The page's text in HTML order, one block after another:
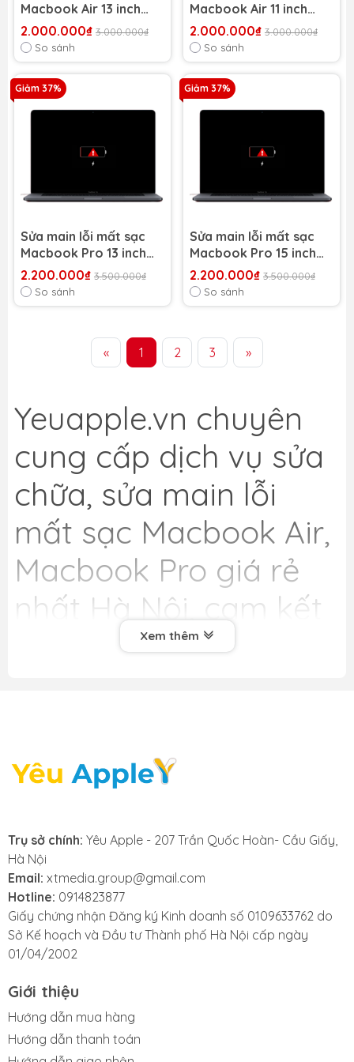
Macbook Air 13 inch
2012 A1466
2.000.000₫ 3.000.000₫
So sánh
Macbook Air 11 inch
2012 (A1465/ A1370)
2.000.000₫ 3.000.000₫
So sánh
Giảm 37%
Sửa main lỗi mất sạc
Macbook Pro 13 inch
2017 A1706
2.200.000₫ 3.500.000₫
So sánh
Giảm 37%
Sửa main lỗi mất sạc
Macbook Pro 15 inch
2016 A1707
2.200.000₫ 3.500.000₫
So sánh
« 1 2 3 »
Yeuapple.vn chuyên
cung cấp dịch vụ sửa
chữa, sửa main lỗi
mất sạc Macbook Air,
Macbook Pro giá rẻ
nhất Hà Nội, cam kết
uy tín, chất lượng
main lỗi mất sạc
Macbook nhanh
chóng, chuyên
nghiệp, đảm bảo sửa
nhanh lấy ngay. Với
cam kết linh kiện
chính hãng,
Yeuapple.vn
Xem thêm
Trụ sở chính: Yêu Apple - 207 Trần Quốc Hoàn- Cầu Giấy,
Hà Nội
Email: xtmedia.group@gmail.com
Hotline: 0914823877
Giấy chứng nhận Đăng ký Kinh doanh số 0109633762 do
Sở Kế hoạch và Đầu tư Thành phố Hà Nội cấp ngày
01/04/2002
Giới thiệu
Hướng dẫn mua hàng
Hướng dẫn thanh toán